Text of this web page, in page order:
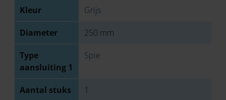
Kleur Grijs
Diameter 250 mm
Type
aansluiting 1
Spie
Aantal stuks 1